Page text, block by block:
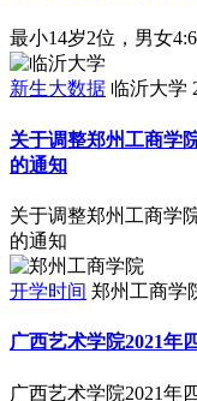
最小14岁2位，男女
新生大数据 临沂大学
关于调整郑州工商学
的通知
关于调整郑州工商学
的通知
开学时间 郑州工商学
广西艺术学院2021年
广西艺术学院2021年